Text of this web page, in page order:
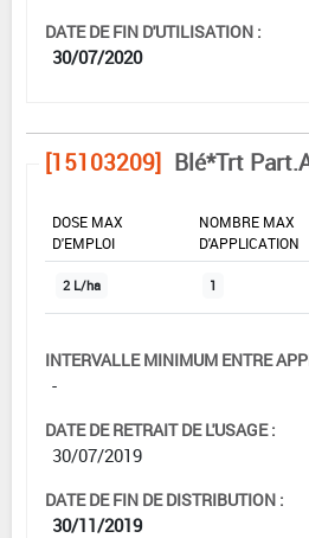
DATE DE FIN D'UTILISATION :
30/07/2020
[15103209] Blé*Trt
DOSE MAX
D'EMPLOI
NOMBRE MAX
D'APPLICATION
2 L/ha 1
INTERVALLE MINIMUM ENTRE
-
DATE DE RETRAIT DE L'USAGE :
30/07/2019
DATE DE FIN DE DISTRIBUTION :
30/11/2019